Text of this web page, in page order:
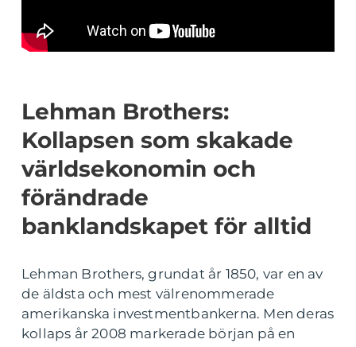
Lehman Brothers:
Kollapsen som skakade
världsekonomin och
förändrade
banklandskapet för alltid
Lehman Brothers, grundat år 1850, var en av
de äldsta och mest välrenommerade
amerikanska investmentbankerna. Men deras
kollaps år 2008 markerade början på en